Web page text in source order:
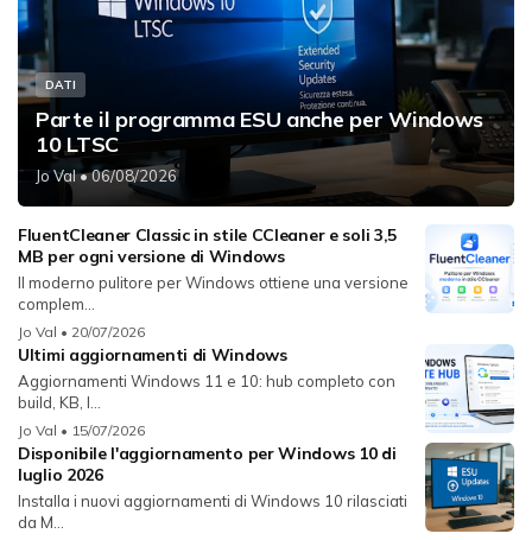
DATI
Parte il programma ESU anche per Windows
10 LTSC
Jo Val• 06/08/2026
FluentCleaner Classic in stile CCleaner e soli 3,5
MB per ogni versione di Windows
Il moderno pulitore per Windows ottiene una versione
complem...
Jo Val • 20/07/2026
Ultimi aggiornamenti di Windows
Aggiornamenti Windows 11 e 10: hub completo con
build, KB, l...
Jo Val • 15/07/2026
Disponibile l'aggiornamento per Windows 10 di
luglio 2026
Installa i nuovi aggiornamenti di Windows 10 rilasciati
da M...